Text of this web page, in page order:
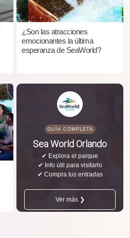
¿Son las atracciones
emocionantes la última
esperanza de SeaWorld?
GUÍA COMPLETA
Sea World Orlando
✔ Explora el parque
✔ Info útil para visitarlo
✔ Compra tus entradas
Ver más ❯